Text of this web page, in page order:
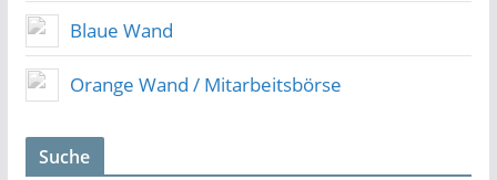
Blaue Wand
Orange Wand / Mitarbeitsbörse
Suche